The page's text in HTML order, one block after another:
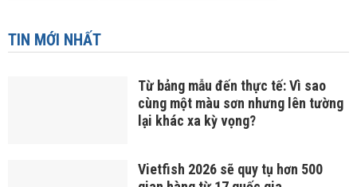
TIN MỚI NHẤT
Từ bảng mẫu đến thực tế: Vì sao
cùng một màu sơn nhưng lên tường
lại khác xa kỳ vọng?
Vietfish 2026 sẽ quy tụ hơn 500